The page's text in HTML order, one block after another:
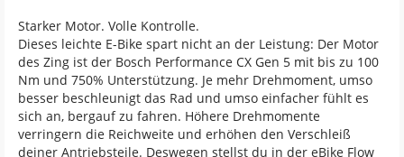
Starker Motor. Volle Kontrolle.
Dieses leichte E-Bike spart nicht an der Leistung: Der Motor
des Zing ist der Bosch Performance CX Gen 5 mit bis zu 100
Nm und 750% Unterstützung. Je mehr Drehmoment, umso
besser beschleunigt das Rad und umso einfacher fühlt es
sich an, bergauf zu fahren. Höhere Drehmomente
verringern die Reichweite und erhöhen den Verschleiß
deiner Antriebsteile. Deswegen stellst du in der eBike Flow